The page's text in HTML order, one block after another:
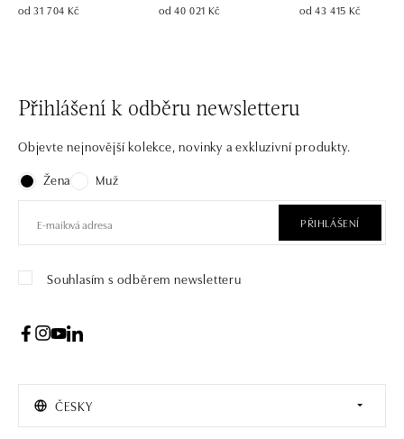
od 31 704 Kč od 40 021 Kč od 43 415 Kč
Přihlášení k odběru newsletteru
Objevte nejnovější kolekce, novinky a exkluzivní produkty.
Žena
Muž
PŘIHLÁŠENÍ
Souhlasím s odběrem newsletteru
ČESKY